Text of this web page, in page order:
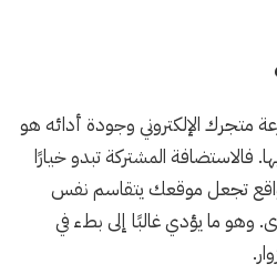
متجرك الإلكتروني وجودة أدائه هو
فالاستضافة المشتركة تبدو خيارًا
الواقع تجعل موقعك يتقاسم نفس
وهو ما يؤدي غالبًا إلى بطء في